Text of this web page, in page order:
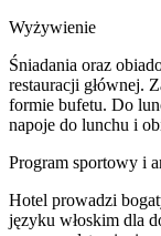
Wyżywienie
Śniadania oraz
restauracji głównej.
formie bufetu. Do
napoje do lunchu i
Program sportowy i
Hotel prowadzi
języku włoskim dla